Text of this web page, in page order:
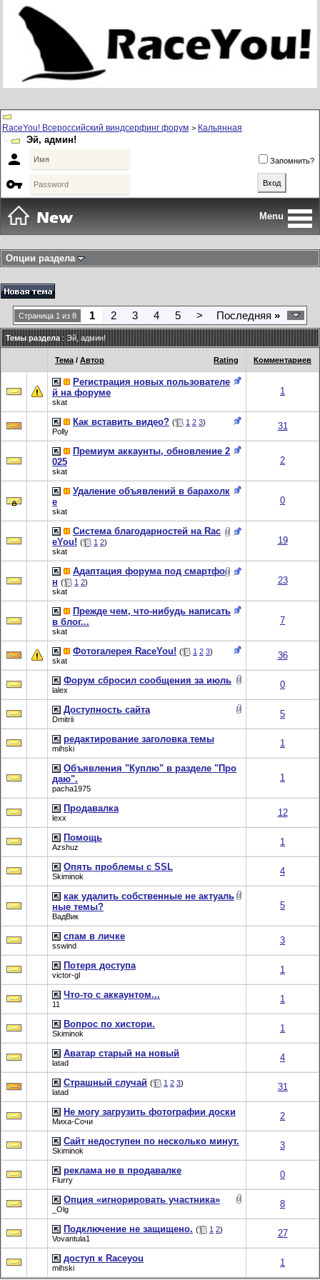
RaceYou! Всероссийский виндсерфинг форум > Кальянная
Эй, админ!
 Запомнить?

Menu
Опции раздела
Страница 1 из 8 1 2 3 4 5 > Последняя »
Темы раздела : Эй, админ!
Rating
Тема / Автор Комментариев
Регистрация новых пользователе
й на форуме
skat
1
Как вставить видео? ( 1 2 3)
Polly
31
Премиум аккаунты, обновление 2
025
skat
2
Удаление объявлений в барахолк
е
skat
0
Система благодарностей на Rac
eYou! ( 1 2)
skat
19
Адаптация форума под смартфо
н ( 1 2)
skat
23
Прежде чем, что-нибудь написать
в блог...
skat
7
Фотогалерея RaceYou! ( 1 2 3)
skat
36
Форум сбросил сообщения за июль
lalex 0
Доступность сайта
Dmitrii 5
редактирование заголовка темы
mihski 1
Объявления "Куплю" в разделе "Про
даю".
pacha1975
1
Продавалка
lexx 12
Помощь
Azshuz 1
Опять проблемы с SSL
Skiminok 4
как удалить собственные не актуаль
ные темы?
ВадВик
5
спам в личке
sswind 3
Потеря доступа
victor-gl 1
Что-то с аккаунтом...
11 1
Вопрос по хистори.
Skiminok 1
Аватар старый на новый
latad 4
Страшный случай ( 1 2 3)
latad
31
Не могу загрузить фотографии доски
Миха-Сочи 2
Сайт недоступен по несколько минут.
Skiminok 3
реклама не в продавалке
Flurry 0
Опция «игнорировать участника»
_Olg 8
Подключение не защищено. ( 1 2)
Vovantula1
27
доступ к Raceyou
mihski 1